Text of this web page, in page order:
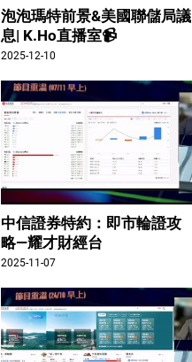
泡泡瑪特前景&美國聯儲局議
息| K.Ho直播室📹
2025-12-10
中信證券特約：即市輪證攻
略—耀才財經台
2025-11-07